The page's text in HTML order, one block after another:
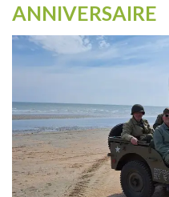
ANNIVERSAIRE